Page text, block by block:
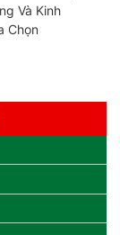
Và Kinh
Chọn